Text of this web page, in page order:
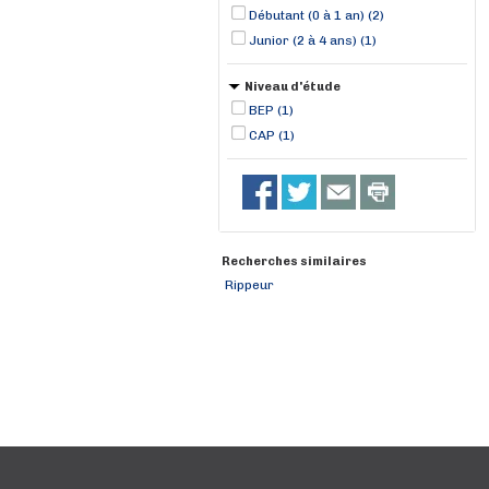
Débutant (0 à 1 an) (2)
Junior (2 à 4 ans) (1)
Niveau d'étude
BEP (1)
CAP (1)
Recherches similaires
Rippeur